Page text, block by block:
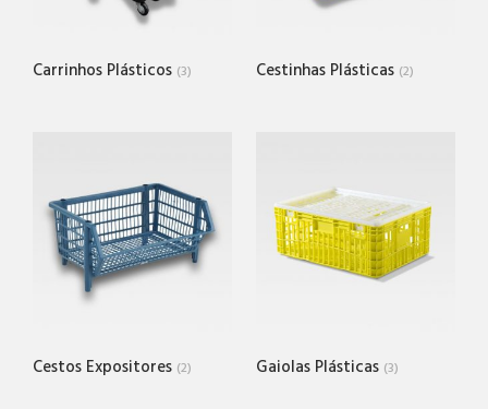
Carrinhos Plásticos (3) Cestinhas Plásticas (2)
Cestos Expositores (2) Gaiolas Plásticas (3)